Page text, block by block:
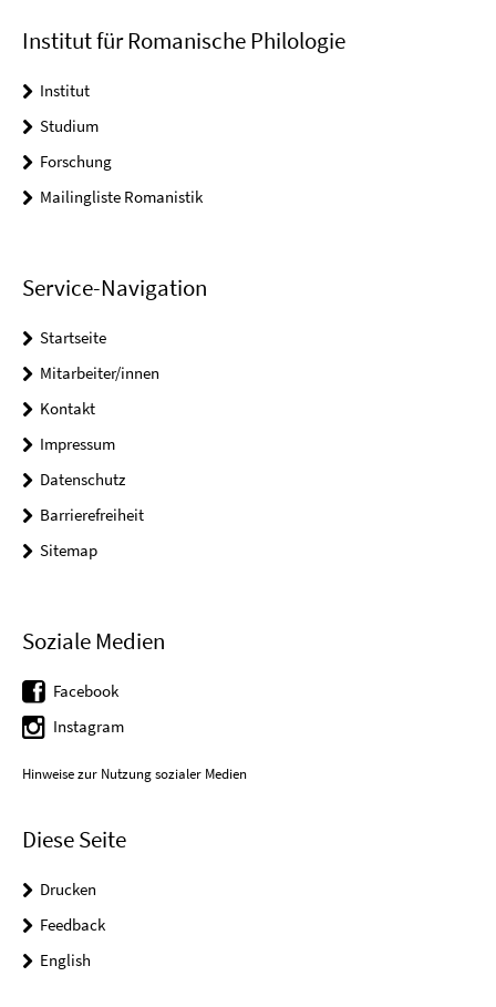
Institut für Romanische Philologie
Institut
Studium
Forschung
Mailingliste Romanistik
Service-Navigation
Startseite
Mitarbeiter/innen
Kontakt
Impressum
Datenschutz
Barrierefreiheit
Sitemap
Soziale Medien
Facebook
Instagram
Hinweise zur Nutzung sozialer Medien
Diese Seite
Drucken
Feedback
English